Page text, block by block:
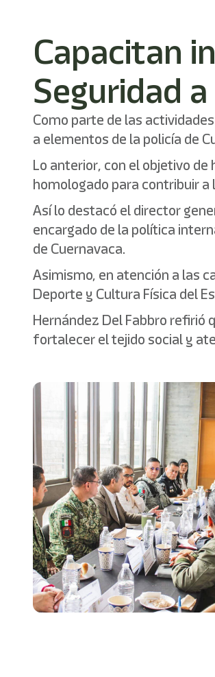
Capacitan
Seguridad
Como parte de las
a elementos de la policía de
Lo anterior, con el objetivo
homologado para contribuir
Así lo destacó el director
encargado de la política
de Cuernavaca.
Asimismo, en atención a las
Deporte y Cultura Física del
Hernández Del Fabbro refirió
fortalecer el tejido social y